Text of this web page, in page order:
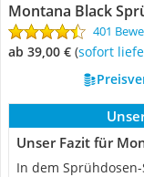
Montana Black
401
ab 39,00 € ( Sofort
Unser Fazit für
In dem